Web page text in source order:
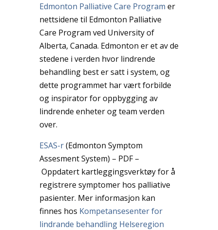
Edmonton Palliative Care Program er
nettsidene til Edmonton Palliative
Care Program ved University of
Alberta, Canada. Edmonton er et av de
stedene i verden hvor lindrende
behandling best er satt i system, og
dette programmet har vært forbilde
og inspirator for oppbygging av
lindrende enheter og team verden
over.
ESAS-r(Edmonton Symptom
Assesment System) – PDF –
Oppdatert kartleggingsverktøy for å
registrere symptomer hos palliative
pasienter. Mer informasjon kan
finnes hos Kompetansesenter for
lindrande behandling Helseregion